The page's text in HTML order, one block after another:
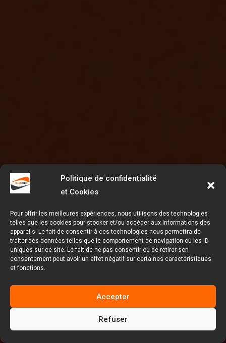
Politique de confidentialité
et Cookies
Pour offrir les meilleures expériences, nous utilisons des technologies
telles que les cookies pour stocker et/ou accéder aux informations des
appareils. Le fait de consentir à ces technologies nous permettra de
traiter des données telles que le comportement de navigation ou les ID
uniques sur ce site. Le fait de ne pas consentir ou de retirer son
consentement peut avoir un effet négatif sur certaines caractéristiques
et fonctions.
Accepter
Refuser